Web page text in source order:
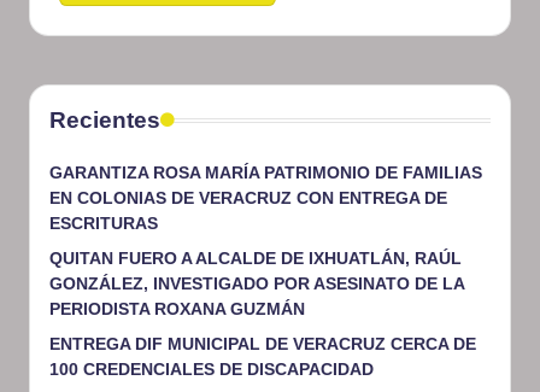
Recientes
GARANTIZA ROSA MARÍA PATRIMONIO DE FAMILIAS
EN COLONIAS DE VERACRUZ CON ENTREGA DE
ESCRITURAS
QUITAN FUERO A ALCALDE DE IXHUATLÁN, RAÚL
GONZÁLEZ, INVESTIGADO POR ASESINATO DE LA
PERIODISTA ROXANA GUZMÁN
ENTREGA DIF MUNICIPAL DE VERACRUZ CERCA DE
100 CREDENCIALES DE DISCAPACIDAD